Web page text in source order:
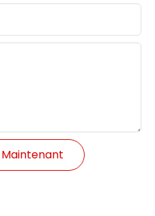
Maintenant